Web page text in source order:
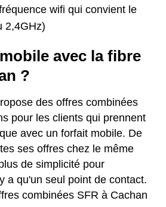
wifi qui convient le
2,4GHz)
avec la fibre
?
des offres combinées
pour les clients qui prennent
avec un forfait mobile. De
ses offres chez le même
de simplicité pour
a qu'un seul point de contact.
combinées SFR à Cachan